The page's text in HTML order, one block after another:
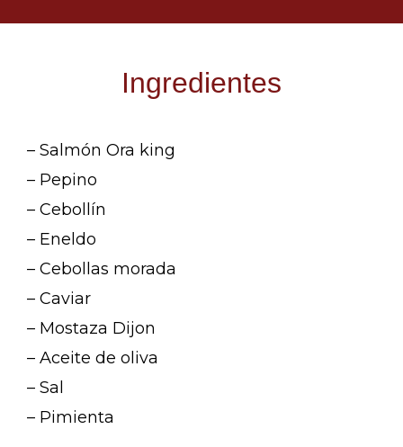
Ingredientes
– Salmón Ora king
– Pepino
– Cebollín
– Eneldo
– Cebollas morada
– Caviar
– Mostaza Dijon
– Aceite de oliva
– Sal
– Pimienta